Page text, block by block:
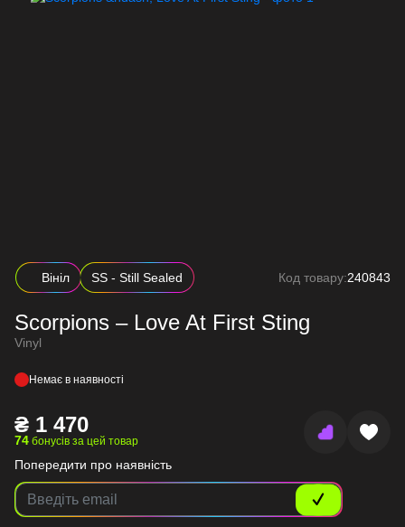
Вініл SS - Still Sealed Код товару:240843
Scorpions – Love At First Sting
Vinyl
Немає в наявності
₴ 1 470
74 бонусів за цей товар
Попередити про наявність